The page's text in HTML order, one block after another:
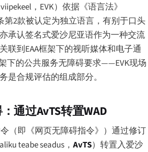
，EVK）依据《语言法》
第2款被认定为独立语言，有别于口头
承认签名式爱沙尼亚语作为一种交流
联到EAA框架下的视听媒体和电子通
下的公共服务无障碍要求——EVK现场
是合规评估的组成部分。
通过AvTS转置WAD
令（即《网页无障碍指令》）通过修订
teabe seadus ， AvTS）转置入爱沙